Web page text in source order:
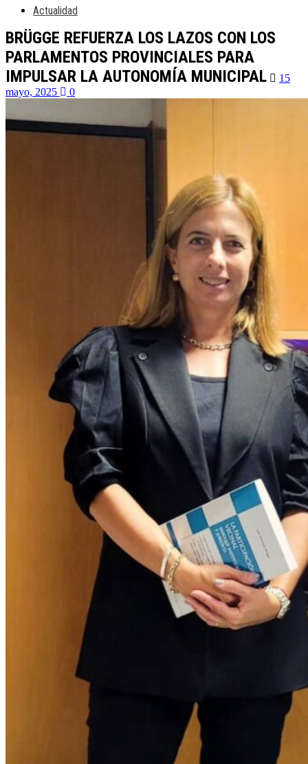
Actualidad
BRÜGGE REFUERZA LOS LAZOS CON LOS
PARLAMENTOS PROVINCIALES PARA
IMPULSAR LA AUTONOMÍA MUNICIPAL
15
mayo, 2025
0